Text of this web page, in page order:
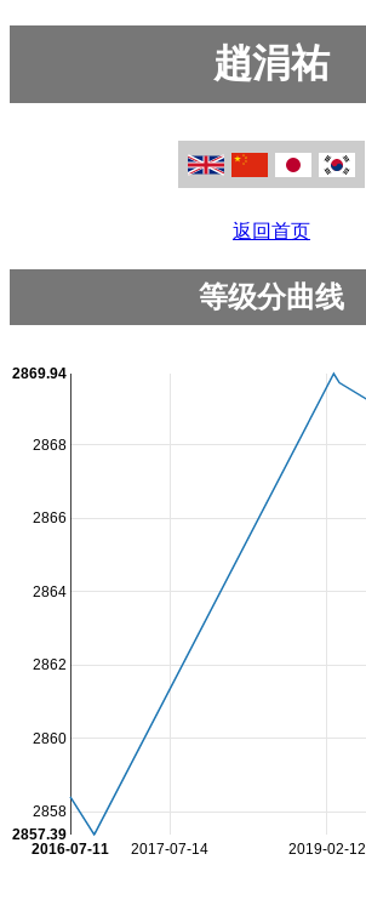
趙涓祐
返回首页
等级分曲线
2017-07-14 2019-02-12
2016-07-11
2858
2860
2862
2864
2866
2868
2857.39
2869.94